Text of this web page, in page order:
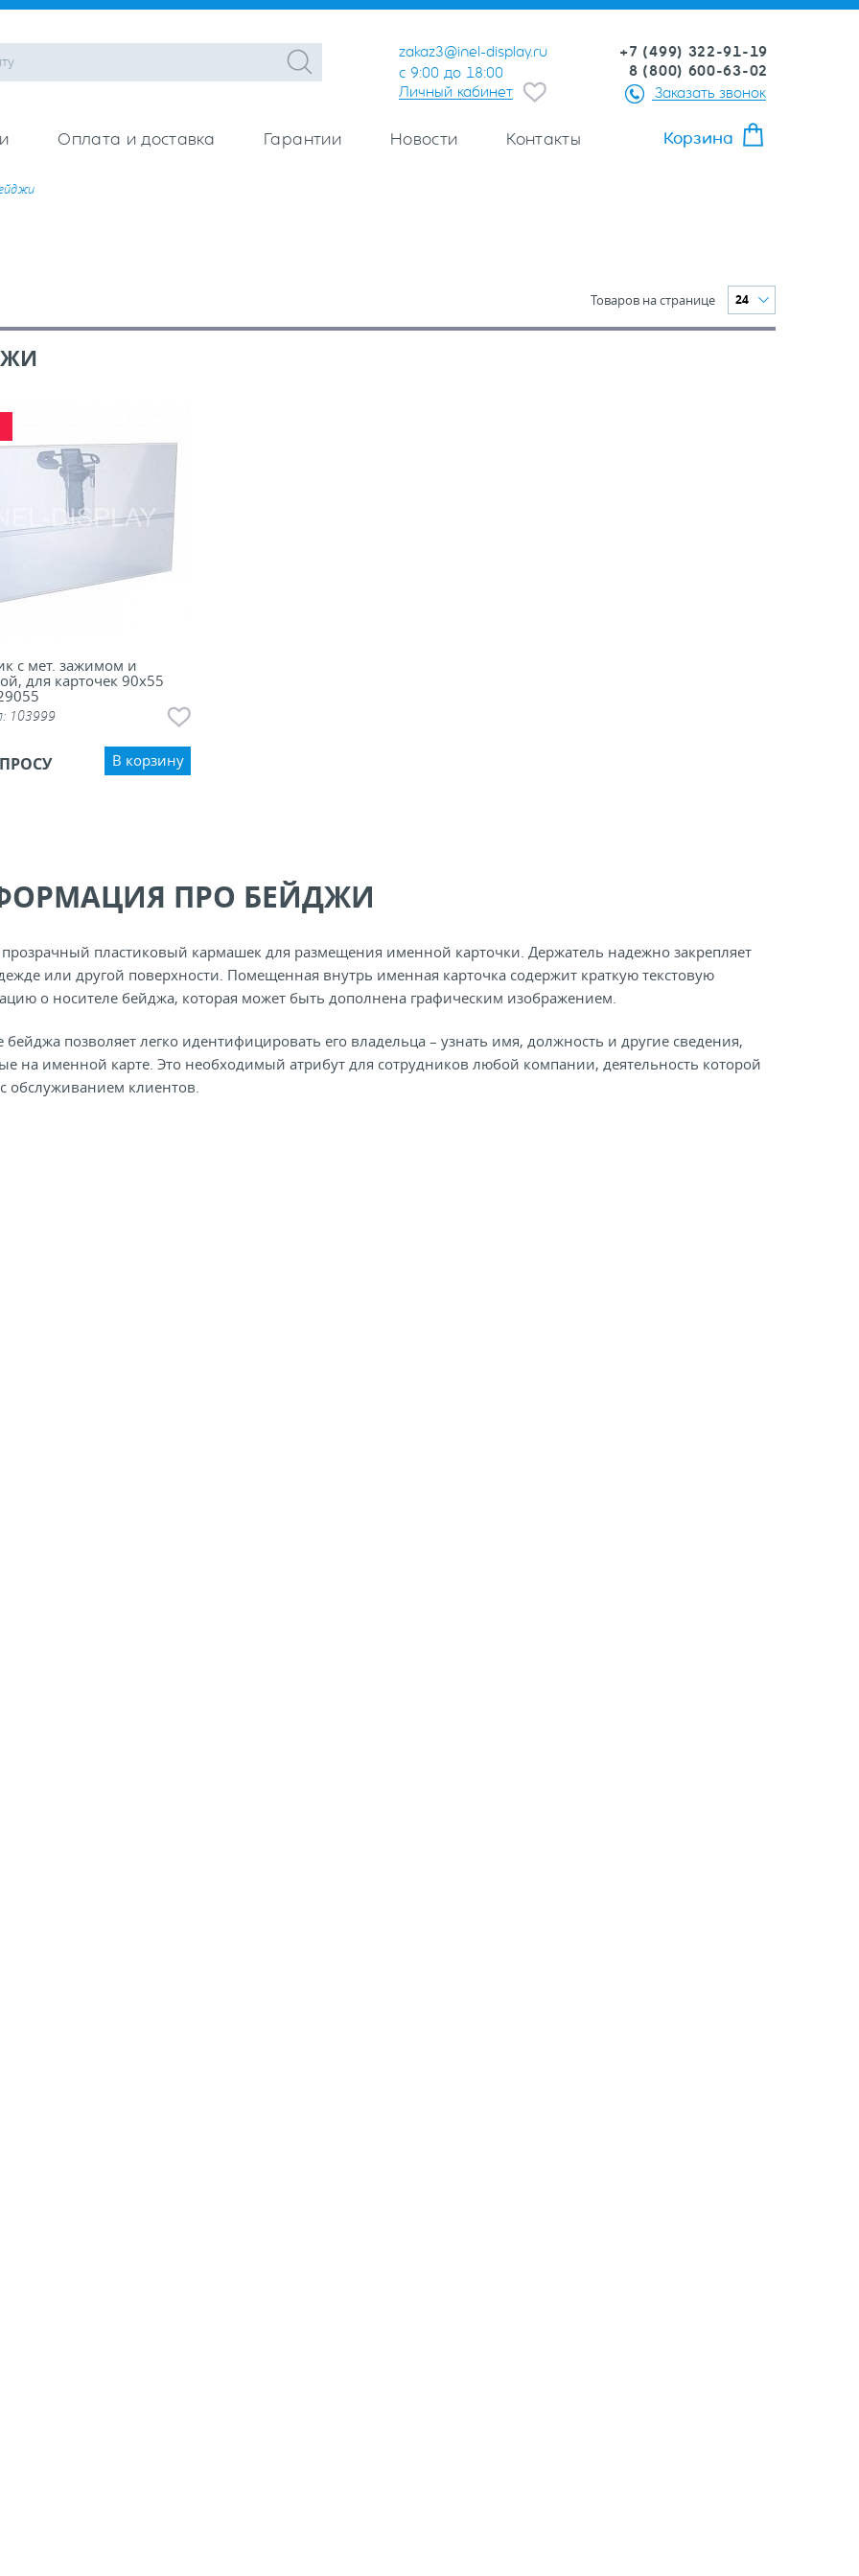
zakaz3@inel-display.ru
с 9:00 до 18:00
Личный кабинет
+7 (499) 322-91-19
8 (800) 600-63-02
Заказать звонок
Оплата и доставка Гарантии Новости Контакты Корзина
Товаров на странице 24
с мет. зажимом и
для карточек 90х55
103999
В корзину
ПРО БЕЙДЖИ
пластиковый кармашек для размещения именной карточки. Держатель надежно закрепляет
или другой поверхности. Помещенная внутрь именная карточка содержит краткую текстовую
о носителе бейджа, которая может быть дополнена графическим изображением.
бейджа позволяет легко идентифицировать его владельца – узнать имя, должность и другие сведения,
на именной карте. Это необходимый атрибут для сотрудников любой компании, деятельность которой
с обслуживанием клиентов.